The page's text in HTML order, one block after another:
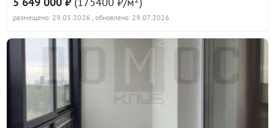
размещено: 29.05.2026 , обновлено: 29.07.2026